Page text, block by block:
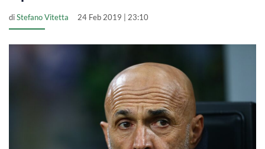
diStefano Vitetta 24 Feb 2019 | 23:10